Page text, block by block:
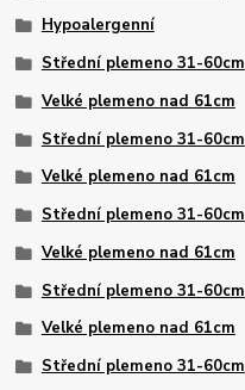
Hypoalergenní
Střední plemeno 31-60cm
Velké plemeno nad 61cm
Střední plemeno 31-60cm
Velké plemeno nad 61cm
Střední plemeno 31-60cm
Velké plemeno nad 61cm
Střední plemeno 31-60cm
Velké plemeno nad 61cm
Střední plemeno 31-60cm